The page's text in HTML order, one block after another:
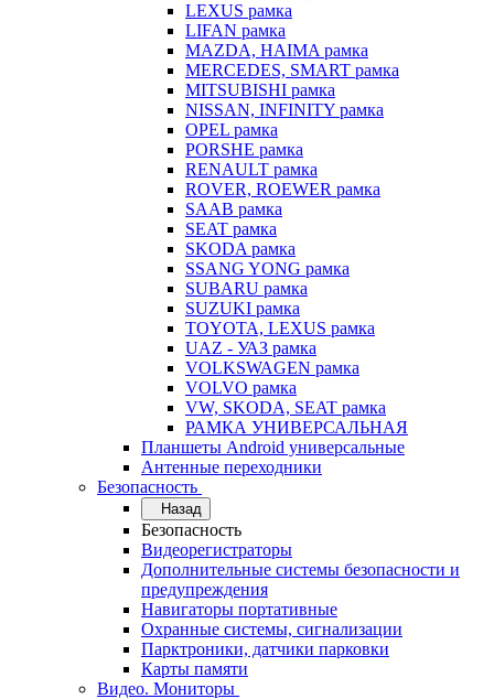
LEXUS рамка
LIFAN рамка
MAZDA, HAIMA рамка
MERCEDES, SMART рамка
MITSUBISHI рамка
NISSAN, INFINITY рамка
OPEL рамка
PORSHE рамка
RENAULT рамка
ROVER, ROEWER рамка
SAAB рамка
SEAT рамка
SKODA рамка
SSANG YONG рамка
SUBARU рамка
SUZUKI рамка
TOYOTA, LEXUS рамка
UAZ - УАЗ рамка
VOLKSWAGEN рамка
VOLVO рамка
VW, SKODA, SEAT рамка
РАМКА УНИВЕРСАЛЬНАЯ
Планшеты Android универсальные
Антенные переходники
Безопасность
Назад
Безопасность
Видеорегистраторы
Дополнительные системы безопасности и
предупреждения
Навигаторы портативные
Охранные системы, сигнализации
Парктроники, датчики парковки
Карты памяти
Видео. Мониторы